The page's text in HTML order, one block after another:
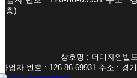
층)
상호명 : 더디자인빌
사업자 번호 : 126-86-69931 주소 : 경